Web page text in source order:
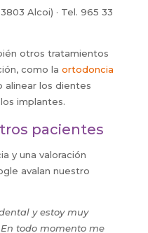
Alcoi) · Tel. 965 33
otros tratamientos
como la ortodoncia
alinear los dientes
implantes.
pacientes
y una valoración
avalan nuestro
y estoy muy
todo momento me